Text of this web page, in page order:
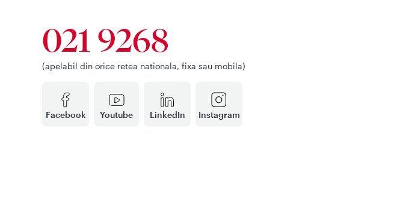
Facebook Youtube LinkedIn Instagram
021 9268
(apelabil din orice retea nationala, fixa sau mobila)